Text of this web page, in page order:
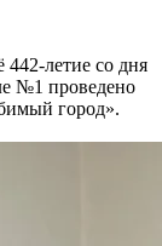
летие со дня
№1 проведено
город».